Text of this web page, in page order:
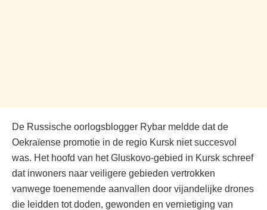
De Russische oorlogsblogger Rybar meldde dat de
Oekraïense promotie in de regio Kursk niet succesvol
was. Het hoofd van het Gluskovo-gebied in Kursk schreef
dat inwoners naar veiligere gebieden vertrokken
vanwege toenemende aanvallen door vijandelijke drones
die leidden tot doden, gewonden en vernietiging van